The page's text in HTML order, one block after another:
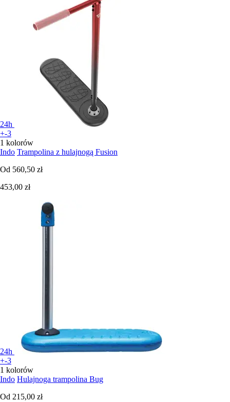
24h
+-3
1 kolorów
Indo Trampolina z hulajnogą Fusion
Od 560,50 zł
453,00 zł
24h
+-3
1 kolorów
Indo Hulajnoga trampolina Bug
Od 215,00 zł